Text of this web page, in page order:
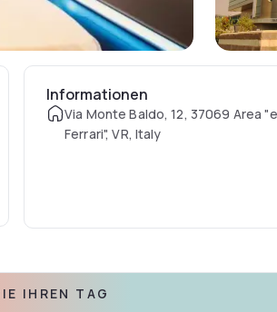
Informationen
Via Monte Baldo, 12, 37069 Area
Ferrari", VR, Italy
IHREN TAG